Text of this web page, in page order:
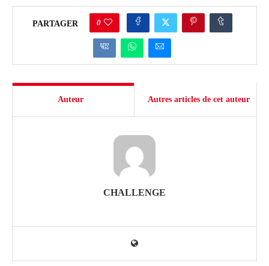
PARTAGER 0
Auteur Autres articles de cet auteur
CHALLENGE